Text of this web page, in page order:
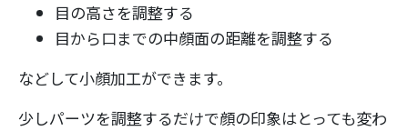
目の高さを調整する
目から口までの中顔面の距離を調整する
などして小顔加工ができます。
少しパーツを調整するだけで顔の印象はとっても変わ